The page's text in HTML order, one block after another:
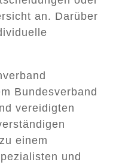
an. Darüber
Bundesverband
vereidigten
einem
und